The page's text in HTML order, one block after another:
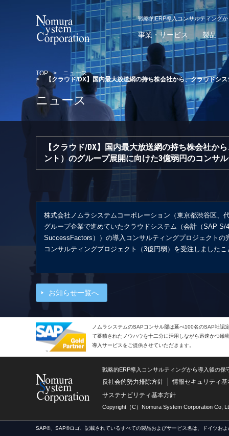
戦略的ERP導入コンサルティング
事業・サービス 製品
TOP > ニュース
>
【クラウド/DX】国内最大放送網の持ち株会社から、クラウドシ
ニュース
【クラウド/DX】国内最大放送網の持ち株会社か
ント）のグループ展開に向けた3億弱円のコンサ
株式会社ノムラシステムコーポレーション（東京都渋谷区
グループ企業で進めていたクラウドシステム（会計（SAP
SuccessFactors））の導入コンサルティングプロジェクト
コンサルティングプロジェクト（3億円弱）を受注しました
お知らせ一覧へ
ノムラシステムのSAPコンサル部は延べ100名のSAP社認
て蓄積されたノウハウを十二分に活用しながら迅速かつ緻
導入サービスをご提供させていただきます。
戦略的ERP導入コンサルティングから導入後の
反社会的勢力排除方針
情報セキュリティ基
サステナビリティ基本方針
Copyright（C）Nomura System Corporation Co,
SAP®、SAP®ロゴ、記載されているすべての製品およびサービス名は、ドイツお